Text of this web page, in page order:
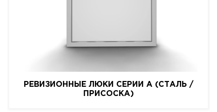
РЕВИЗИОННЫЕ ЛЮКИ СЕРИИ A (СТАЛЬ /
ПРИСОСКА)